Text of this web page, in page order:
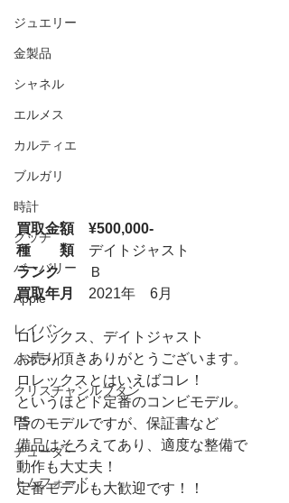
ジュエリー
金製品
シャネル
エルメス
カルティエ
ブルガリ
時計
グッチ
バーバリー
Apple
レイバン
パネライ
クリスチャンルブタン
PS
チューダー
トムフォード
買取金額　¥500,000-
種　　類 デイトジャスト
ランク Ｂ
買取年月
2021年　6月
ロレックス、デイトジャスト
お売り頂きありがとうございます。
ロレックスとはいえばコレ！
というほどド定番のコンビモデル。
昔のモデルですが、保証書など
備品はそろえてあり、適度な整備で
動作も大丈夫！
定番モデルも大歓迎です！！